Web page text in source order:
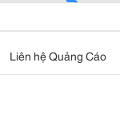
Liên hệ Quảng Cáo